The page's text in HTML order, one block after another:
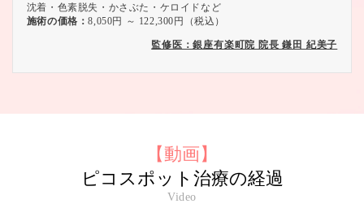
沈着・色素脱失・かさぶた・ケロイドなど
施術の価格：8,050円 ～ 122,300円（税込）
監修医：銀座有楽町院 院長 鎌田 紀美子
【動画】
ピコスポット治療の経過
Video